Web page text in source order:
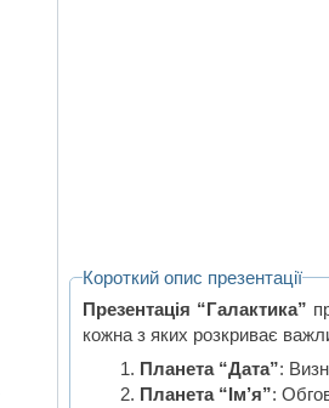
Короткий опис презентації
Презентація “Галактика”
кожна з яких розкриває
Планета “Дата”:
Планета “Ім’я”: